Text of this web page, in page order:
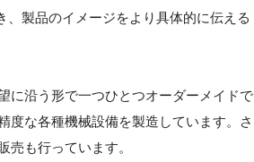
製品のイメージをより具体的に伝える
に沿う形で一つひとつオーダーメイドで
度な各種機械設備を製造しています。さ
も行っています。